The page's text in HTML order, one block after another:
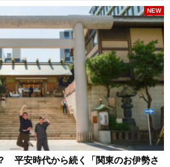
平安時代から続く「関東のお伊勢さ
NEW